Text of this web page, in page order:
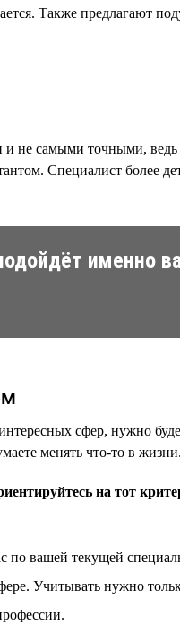
Также предлагают
не самыми точными,
Специалист более
именно
сфер, нужно
менять что-то в
на тот
по вашей текущей
Учитывать нужно